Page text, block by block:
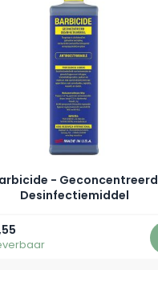
- Geconcentreerd
Desinfectiemiddel